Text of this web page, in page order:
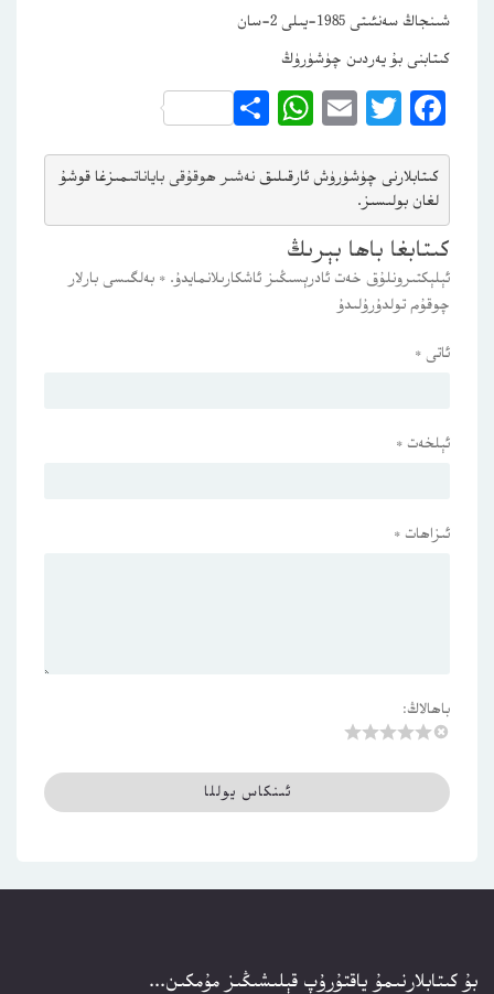
شىنجاڭ سەنئىتى 1985-يىلى 2-سان
كىتابنى بۇ يەردىن چۈشۈرۈڭ
Facebook
Twitter
Email
WhatsApp
Share
كىتابلارنى چۈشۈرۈش ئارقىلىق نەشىر ھوقۇقى باياناتىمىزغا قوشۇ
لغان بولىسىز.
كىتابغا باھا بېرىڭ
ئېلېكتىرونلۇق خەت ئادرېسىڭىز ئاشكارىلانمايدۇ. * بەلگىسى بارلار
چوقۇم تولدۇرۇلىدۇ
ئاتى *
ئېلخەت *
ئىزاھات *
باھالاڭ:
بۇ كىتابلارنىمۇ ياقتۇرۇپ قېلىشىڭىز مۇمكىن...